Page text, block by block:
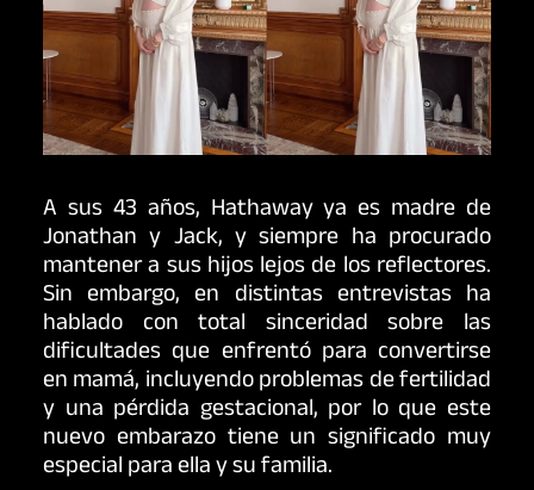
A sus 43 años, Hathaway ya es madre de
Jonathan y Jack, y siempre ha procurado
mantener a sus hijos lejos de los reflectores.
Sin embargo, en distintas entrevistas ha
hablado con total sinceridad sobre las
dificultades que enfrentó para convertirse
en mamá, incluyendo problemas de fertilidad
y una pérdida gestacional, por lo que este
nuevo embarazo tiene un significado muy
especial para ella y su familia.